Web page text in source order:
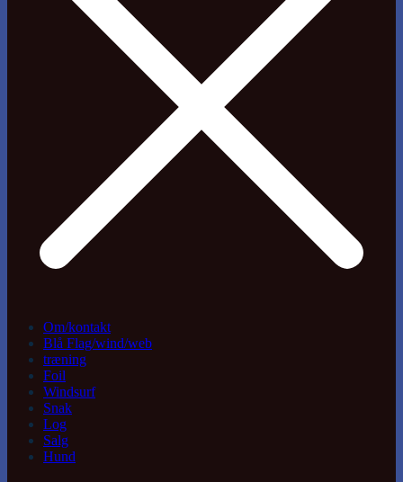
Om/kontakt
Blå Flag/wind/web
træning
Foil
Windsurf
Snak
Log
Salg
Hund